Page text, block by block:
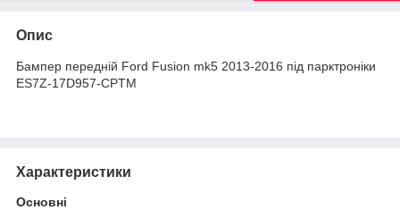
Опис
Бампер передній Ford Fusion mk5 2013-2016 під парктроніки
ES7Z-17D957-CPTM
Характеристики
Основні